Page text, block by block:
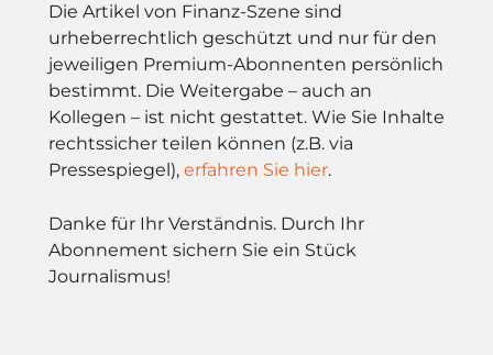
Die Artikel von Finanz-Szene sind
urheberrechtlich geschützt und nur für den
jeweiligen Premium-Abonnenten persönlich
bestimmt. Die Weitergabe – auch an
Kollegen – ist nicht gestattet. Wie Sie Inhalte
rechtssicher teilen können (z.B. via
Pressespiegel), erfahren Sie hier.
Danke für Ihr Verständnis. Durch Ihr
Abonnement sichern Sie ein Stück
Journalismus!